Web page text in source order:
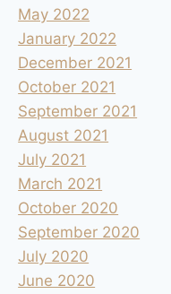
May 2022
January 2022
December 2021
October 2021
September 2021
August 2021
July 2021
March 2021
October 2020
September 2020
July 2020
June 2020